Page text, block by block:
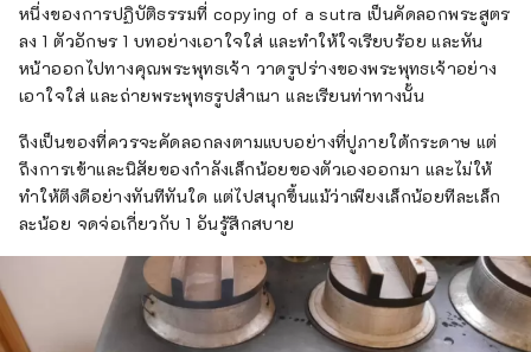
หนึ่งของการปฏิบัติธรรมที่ copying of a sutra เป็นคัดลอกพระสูตร
ลง 1 ตัวอักษร 1 บทอย่างเอาใจใส่ และทำให้ใจเรียบร้อย และหัน
หน้าออกไปทางคุณพระพุทธเจ้า วาดรูปร่างของพระพุทธเจ้าอย่าง
เอาใจใส่ และถ่ายพระพุทธรูปสำเนา และเรียนท่าทางนั้น
ถึงเป็นของที่ควรจะคัดลอกลงตามแบบอย่างที่ปูภายใต้กระดาษ แต่
ถึงการเข้าและนิสัยของกำลังเล็กน้อยของตัวเองออกมา และไม่ให้
ทำให้ตึงดีอย่างทันทีทันใด แต่ไปสนุกขึ้นแม้ว่าเพียงเล็กน้อยทีละเล็ก
ละน้อย จดจ่อเกี่ยวกับ 1 อันรู้สึกสบาย